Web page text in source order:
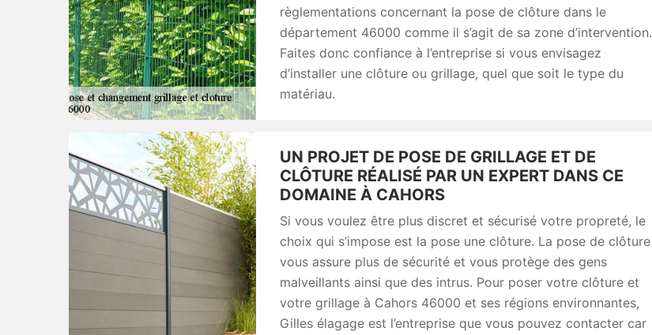
règlementations concernant la pose de clôture dans le
département 46000 comme il s’agit de sa zone d’intervention.
Faites donc confiance à l’entreprise si vous envisagez
d’installer une clôture ou grillage, quel que soit le type du
matériau.
UN PROJET DE POSE DE GRILLAGE ET DE
CLÔTURE RÉALISÉ PAR UN EXPERT DANS CE
DOMAINE À CAHORS
Si vous voulez être plus discret et sécurisé votre propreté, le
choix qui s’impose est la pose une clôture. La pose de clôture
vous assure plus de sécurité et vous protège des gens
malveillants ainsi que des intrus. Pour poser votre clôture et
votre grillage à Cahors 46000 et ses régions environnantes,
Gilles élagage est l’entreprise que vous pouvez contacter car